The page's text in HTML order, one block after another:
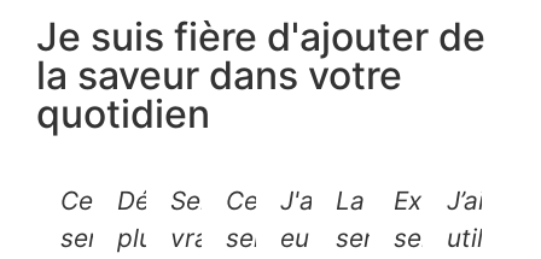
Je suis fière d'ajouter de
la saveur dans votre
quotidien
Cette
semaine
Déjà
plusieurs
Service
vraiment
Cette
semaine,
J'ai
eu
La
semaine
Excellent
service!
J’ai
utilisé